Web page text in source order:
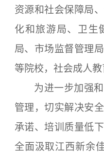
资源和社会保障局
化和旅游局、卫生
局、市场监督管理
等院校，社会成人教
为进一步加强和
管理，切实解决安
承诺、培训质量低
全面汲取江西新余